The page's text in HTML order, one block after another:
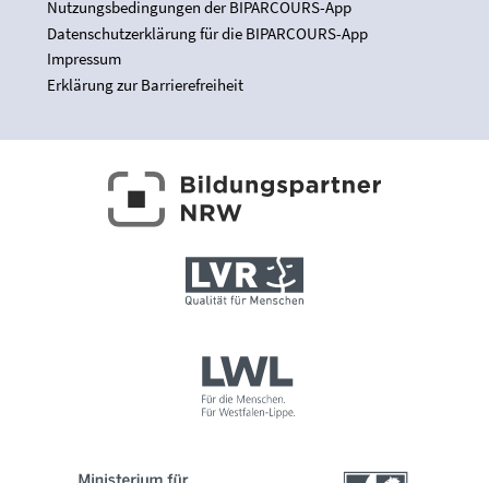
Nutzungsbedingungen der BIPARCOURS-App
Datenschutzerklärung für die BIPARCOURS-App
Impressum
Erklärung zur Barrierefreiheit